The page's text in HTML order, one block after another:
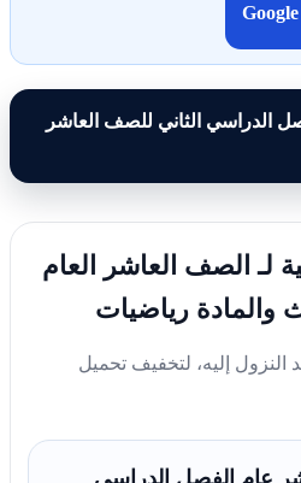
الدراسي الثاني للصف العاشر
لـ الصف العاشر العام
رياضيات
النزول إليه، لتخفيف تحميل